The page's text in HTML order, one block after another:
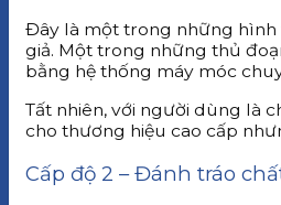
Đây là một trong những hình
giả. Một trong những thủ
bằng hệ thống máy móc
Tất nhiên, với người dùng là
cho thương hiệu cao cấp
Cấp độ 2 – Đánh tráo